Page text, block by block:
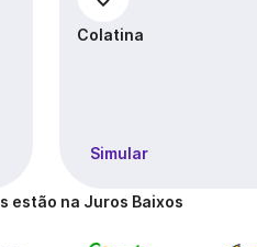
Colatina
Simular
estão na Juros Baixos